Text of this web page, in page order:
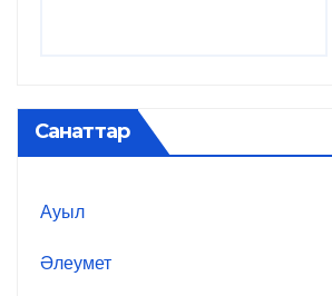
Санаттар
Ауыл
Әлеумет